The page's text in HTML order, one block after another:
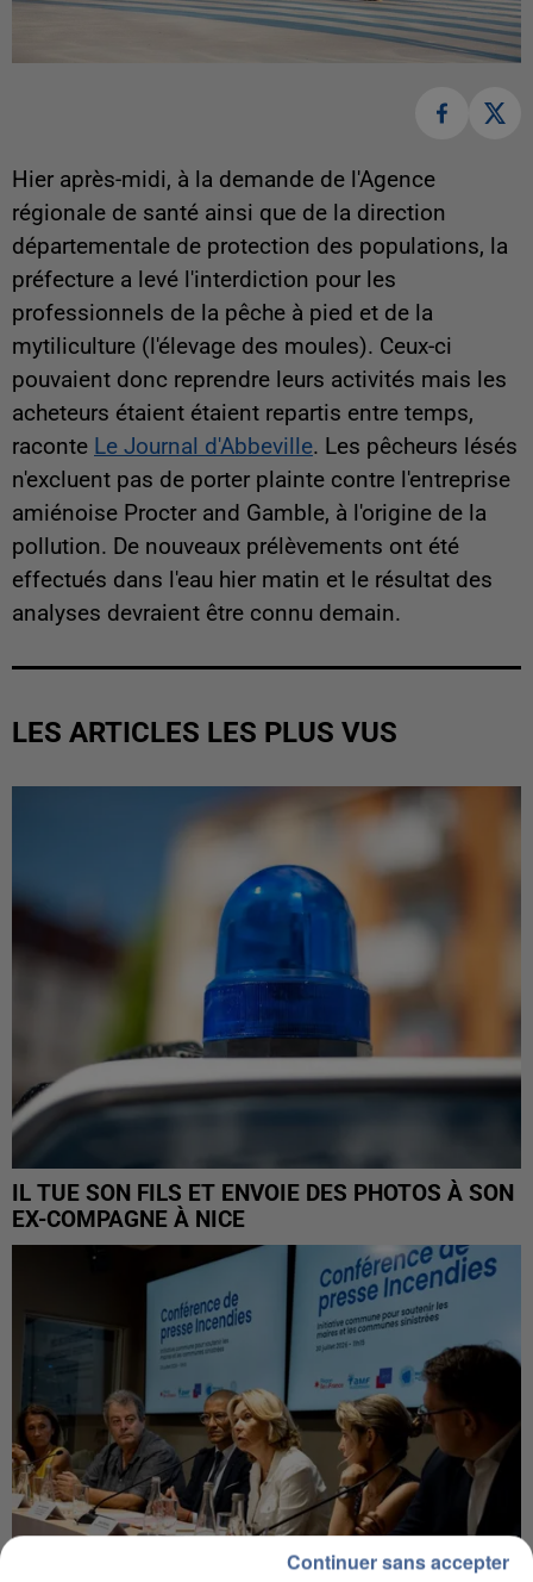
Hier après-midi, à la demande de l'Agence
régionale de santé ainsi que de la direction
départementale de protection des populations, la
préfecture a levé l'interdiction pour les
professionnels de la pêche à pied et de la
mytiliculture (l'élevage des moules). Ceux-ci
pouvaient donc reprendre leurs activités mais les
acheteurs étaient étaient repartis entre temps,
raconte Le Journal d'Abbeville. Les pêcheurs lésés
n'excluent pas de porter plainte contre l'entreprise
amiénoise Procter and Gamble, à l'origine de la
pollution. De nouveaux prélèvements ont été
effectués dans l'eau hier matin et le résultat des
analyses devraient être connu demain.
LES ARTICLES LES PLUS VUS
IL TUE SON FILS ET ENVOIE DES PHOTOS À SON
EX-COMPAGNE À NICE
Continuer sans accepter